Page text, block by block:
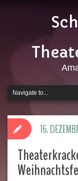
16.